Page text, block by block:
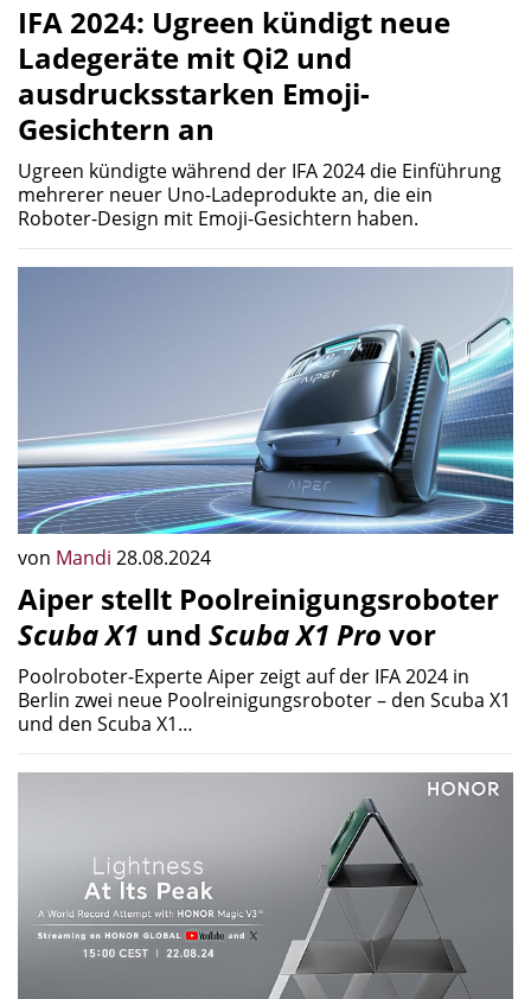
IFA 2024: Ugreen kündigt neue
Ladegeräte mit Qi2 und
ausdrucksstarken Emoji-
Gesichtern an
Ugreen kündigte während der IFA 2024 die Einführung
mehrerer neuer Uno-Ladeprodukte an, die ein
Roboter-Design mit Emoji-Gesichtern haben.
von Mandi 28.08.2024
Aiper stellt Poolreinigungsroboter
Scuba X1 und Scuba X1 Pro vor
Poolroboter-Experte Aiper zeigt auf der IFA 2024 in
Berlin zwei neue Poolreinigungsroboter – den Scuba X1
und den Scuba X1…